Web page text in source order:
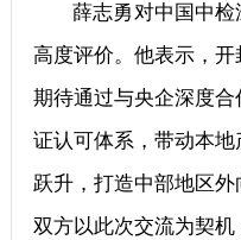
薛志勇对中国中
高度评价。他表示，开
期待通过与央企深度
证认可体系，带动本
跃升，打造中部地区外
双方以此次交流为契机